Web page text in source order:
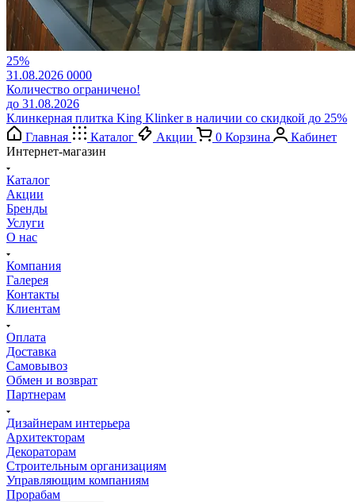
25%
31.08.2026 0000
Количество ограничено!
до 31.08.2026
Клинкерная плитка King Klinker в наличии со скидкой до 25%
Главная
Каталог Акции 0 Корзина
Кабинет
Интернет-магазин
Каталог
Акции
Бренды
Услуги
О нас
Компания
Галерея
Контакты
Клиентам
Оплата
Доставка
Самовывоз
Обмен и возврат
Партнерам
Дизайнерам интерьера
Архитекторам
Декораторам
Строительным организациям
Управляющим компаниям
Прорабам